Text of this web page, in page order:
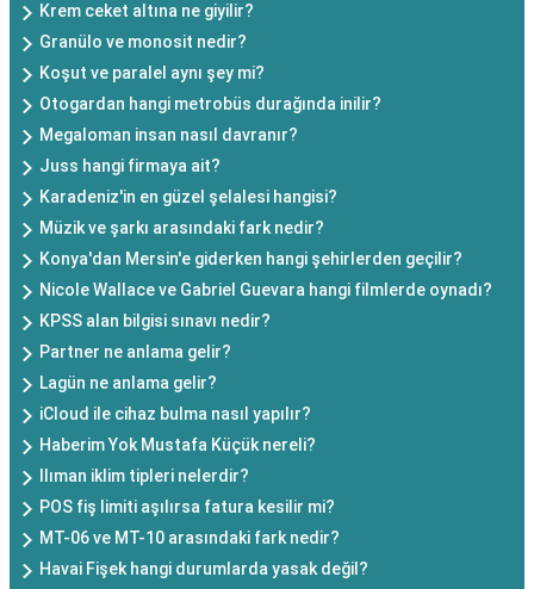
Krem ceket altına ne giyilir?
Granülo ve monosit nedir?
Koşut ve paralel aynı şey mi?
Otogardan hangi metrobüs durağında inilir?
Megaloman insan nasıl davranır?
Juss hangi firmaya ait?
Karadeniz'in en güzel şelalesi hangisi?
Müzik ve şarkı arasındaki fark nedir?
Konya'dan Mersin'e giderken hangi şehirlerden geçilir?
Nicole Wallace ve Gabriel Guevara hangi filmlerde oynadı?
KPSS alan bilgisi sınavı nedir?
Partner ne anlama gelir?
Lagün ne anlama gelir?
iCloud ile cihaz bulma nasıl yapılır?
Haberim Yok Mustafa Küçük nereli?
Ilıman iklim tipleri nelerdir?
POS fiş limiti aşılırsa fatura kesilir mi?
MT-06 ve MT-10 arasındaki fark nedir?
Havai Fişek hangi durumlarda yasak değil?